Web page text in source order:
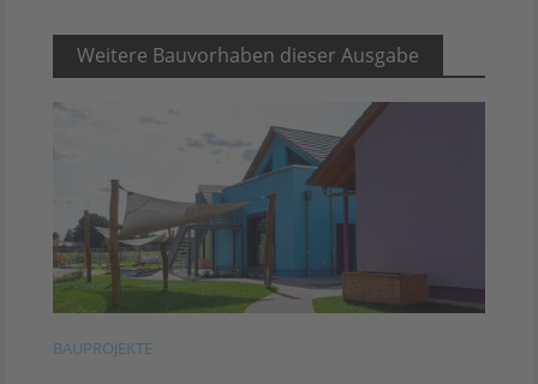
Weitere Bauvorhaben dieser Ausgabe
BAUPROJEKTE